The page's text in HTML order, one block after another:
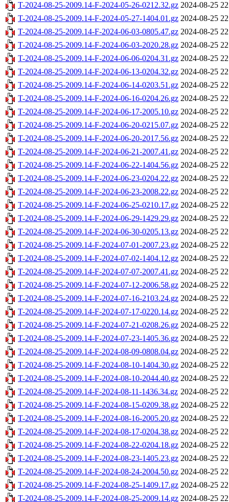
T-2024-08-25-2009.14-F-2024-05-26-0212.32.gz 2024-08-25
T-2024-08-25-2009.14-F-2024-05-27-1404.01.gz 2024-08-25
T-2024-08-25-2009.14-F-2024-06-03-0805.47.gz 2024-08-25
T-2024-08-25-2009.14-F-2024-06-03-2020.28.gz 2024-08-25
T-2024-08-25-2009.14-F-2024-06-06-0204.31.gz 2024-08-25
T-2024-08-25-2009.14-F-2024-06-13-0204.32.gz 2024-08-25
T-2024-08-25-2009.14-F-2024-06-14-0203.51.gz 2024-08-25
T-2024-08-25-2009.14-F-2024-06-16-0204.26.gz 2024-08-25
T-2024-08-25-2009.14-F-2024-06-17-2005.10.gz 2024-08-25
T-2024-08-25-2009.14-F-2024-06-20-0215.07.gz 2024-08-25
T-2024-08-25-2009.14-F-2024-06-20-2017.56.gz 2024-08-25
T-2024-08-25-2009.14-F-2024-06-21-2007.41.gz 2024-08-25
T-2024-08-25-2009.14-F-2024-06-22-1404.56.gz 2024-08-25
T-2024-08-25-2009.14-F-2024-06-23-0204.22.gz 2024-08-25
T-2024-08-25-2009.14-F-2024-06-23-2008.22.gz 2024-08-25
T-2024-08-25-2009.14-F-2024-06-25-0210.17.gz 2024-08-25
T-2024-08-25-2009.14-F-2024-06-29-1429.29.gz 2024-08-25
T-2024-08-25-2009.14-F-2024-06-30-0205.13.gz 2024-08-25
T-2024-08-25-2009.14-F-2024-07-01-2007.23.gz 2024-08-25
T-2024-08-25-2009.14-F-2024-07-02-1404.12.gz 2024-08-25
T-2024-08-25-2009.14-F-2024-07-07-2007.41.gz 2024-08-25
T-2024-08-25-2009.14-F-2024-07-12-2006.58.gz 2024-08-25
T-2024-08-25-2009.14-F-2024-07-16-2103.24.gz 2024-08-25
T-2024-08-25-2009.14-F-2024-07-17-0220.14.gz 2024-08-25
T-2024-08-25-2009.14-F-2024-07-21-0208.26.gz 2024-08-25
T-2024-08-25-2009.14-F-2024-07-23-1405.36.gz 2024-08-25
T-2024-08-25-2009.14-F-2024-08-09-0808.04.gz 2024-08-25
T-2024-08-25-2009.14-F-2024-08-10-1404.30.gz 2024-08-25
T-2024-08-25-2009.14-F-2024-08-10-2044.40.gz 2024-08-25
T-2024-08-25-2009.14-F-2024-08-11-1436.34.gz 2024-08-25
T-2024-08-25-2009.14-F-2024-08-15-0209.38.gz 2024-08-25
T-2024-08-25-2009.14-F-2024-08-16-2005.20.gz 2024-08-25
T-2024-08-25-2009.14-F-2024-08-17-0204.38.gz 2024-08-25
T-2024-08-25-2009.14-F-2024-08-22-0204.18.gz 2024-08-25
T-2024-08-25-2009.14-F-2024-08-23-1405.23.gz 2024-08-25
T-2024-08-25-2009.14-F-2024-08-24-2004.50.gz 2024-08-25
T-2024-08-25-2009.14-F-2024-08-25-1409.17.gz 2024-08-25
T-2024-08-25-2009.14-F-2024-08-25-2009.14.gz 2024-08-25